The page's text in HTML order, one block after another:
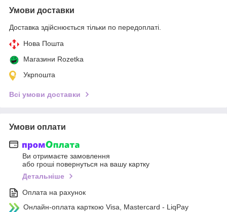
Умови доставки
Доставка здійснюється тільки по передоплаті.
Нова Пошта
Магазини Rozetka
Укрпошта
Всі умови доставки
Умови оплати
Ви отримаєте замовлення
або гроші повернуться на вашу картку
Детальніше
Оплата на рахунок
Онлайн-оплата карткою Visa, Mastercard - LiqPay